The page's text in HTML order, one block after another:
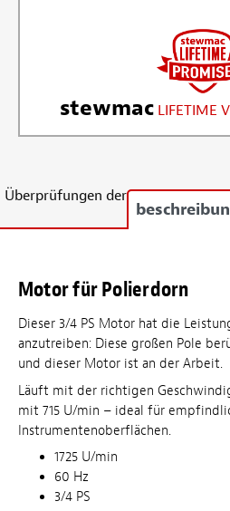
stewmac LIFETIME
Überprüfungen der
Motor für Polierdorn
Dieser 3/4 PS Motor hat die
anzutreiben: Diese großen Pole
und dieser Motor ist an der Arbeit.
Läuft mit der richtigen
mit 715 U/min – ideal für
Instrumentenoberflächen.
1725 U/min
60 Hz
3/4 PS